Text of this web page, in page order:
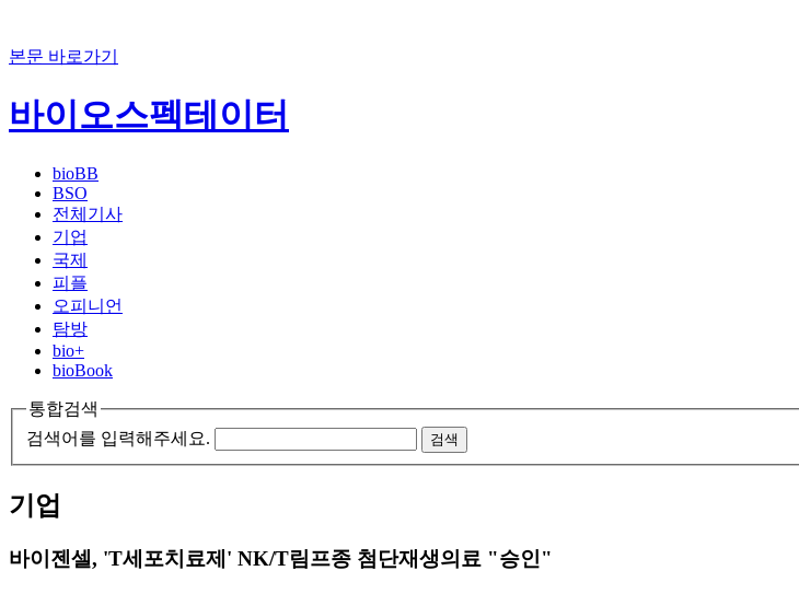
본문 바로가기
바이오스펙테이터
bioBB
BSO
전체기사
기업
국제
피플
오피니언
탐방
bio+
bioBook
통합검색
검색어를 입력해주세요.
검색
기업
바이젠셀, 'T세포치료제' NK/T림프종 첨단재생의료 "승인"